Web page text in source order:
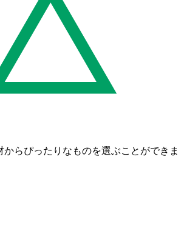
からぴったりなものを選ぶことができま